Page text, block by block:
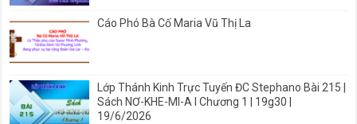
Cáo Phó Bà Cố Maria Vũ Thị La
Lớp Thánh Kinh Trực Tuyến ĐC Stephano Bài 215 |
Sách NƠ-KHE-MI-A I Chương 1 | 19g30 |
19/6/2026